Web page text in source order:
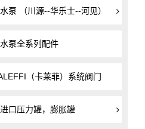
泵 （川源--华乐士--河见）
泵全系列配件
（卡莱菲）系统阀门
口压力罐，膨胀罐